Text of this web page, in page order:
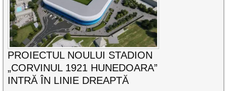
PROIECTUL NOULUI STADION
„CORVINUL 1921 HUNEDOARA”
INTRĂ ÎN LINIE DREAPTĂ